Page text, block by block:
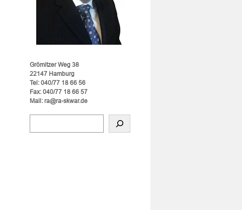
Grömitzer Weg 38
22147 Hamburg
Tel: 040/77 18 66 56
Fax: 040/77 18 66 57
Mail: ra@ra-skwar.de